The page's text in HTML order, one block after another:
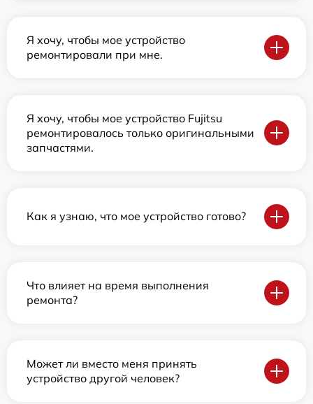
Я хочу, чтобы мое устройство
ремонтировали при мне.
Я хочу, чтобы мое устройство Fujitsu
ремонтировалось только оригинальными
запчастями.
Как я узнаю, что мое устройство готово?
Что влияет на время выполнения
ремонта?
Может ли вместо меня принять
устройство другой человек?